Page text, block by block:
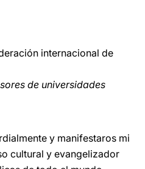
internacional de
de universidades
y manifestaros mi
cultural y evangelizador